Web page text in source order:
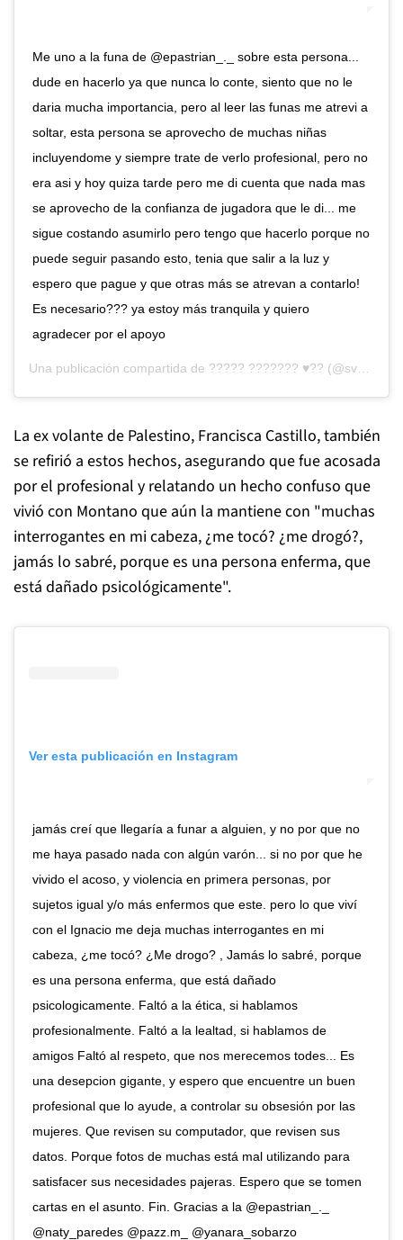
Me uno a la funa de @epastrian_._ sobre esta persona...
dude en hacerlo ya que nunca lo conte, siento que no le
daria mucha importancia, pero al leer las funas me atrevi a
soltar, esta persona se aprovecho de muchas niñas
incluyendome y siempre trate de verlo profesional, pero no
era asi y hoy quiza tarde pero me di cuenta que nada mas
se aprovecho de la confianza de jugadora que le di... me
sigue costando asumirlo pero tengo que hacerlo porque no
puede seguir pasando esto, tenia que salir a la luz y
espero que pague y que otras más se atrevan a contarlo!
Es necesario??? ya estoy más tranquila y quiero
agradecer por el apoyo
Una publicación compartida de ????? ??????? ♥️?? (@svntonivv) el
La ex volante de Palestino, Francisca Castillo, también
se refirió a estos hechos, asegurando que fue acosada
por el profesional y relatando un hecho confuso que
vivió con Montano que aún la mantiene con "muchas
interrogantes en mi cabeza, ¿me tocó? ¿me drogó?,
jamás lo sabré, porque es una persona enferma, que
está dañado psicológicamente".
Ver esta publicación en Instagram
jamás creí que llegaría a funar a alguien, y no por que no
me haya pasado nada con algún varón... si no por que he
vivido el acoso, y violencia en primera personas, por
sujetos igual y/o más enfermos que este. pero lo que viví
con el Ignacio me deja muchas interrogantes en mi
cabeza, ¿me tocó? ¿Me drogo? , Jamás lo sabré, porque
es una persona enferma, que está dañado
psicologicamente. Faltó a la ética, si hablamos
profesionalmente. Faltó a la lealtad, si hablamos de
amigos Faltó al respeto, que nos merecemos todes... Es
una desepcion gigante, y espero que encuentre un buen
profesional que lo ayude, a controlar su obsesión por las
mujeres. Que revisen su computador, que revisen sus
datos. Porque fotos de muchas está mal utilizando para
satisfacer sus necesidades pajeras. Espero que se tomen
cartas en el asunto. Fin. Gracias a la @epastrian_._
@naty_paredes @pazz.m_ @yanara_sobarzo